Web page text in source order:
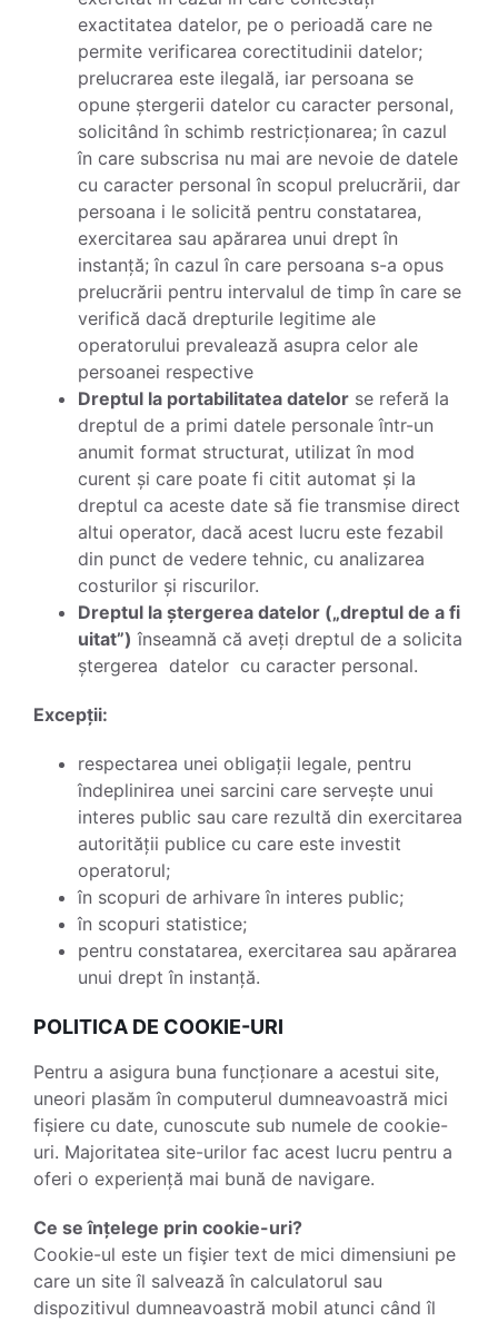
exactitatea datelor, pe o perioadă care ne
permite verificarea corectitudinii datelor;
prelucrarea este ilegală, iar persoana se
opune ștergerii datelor cu caracter personal,
solicitând în schimb restricționarea; în cazul
în care subscrisa nu mai are nevoie de datele
cu caracter personal în scopul prelucrării, dar
persoana i le solicită pentru constatarea,
exercitarea sau apărarea unui drept în
instanță; în cazul în care persoana s-a opus
prelucrării pentru intervalul de timp în care se
verifică dacă drepturile legitime ale
operatorului prevalează asupra celor ale
persoanei respective
Dreptul la portabilitatea datelor se referă la
dreptul de a primi datele personale într-un
anumit format structurat, utilizat în mod
curent și care poate fi citit automat și la
dreptul ca aceste date să fie transmise direct
altui operator, dacă acest lucru este fezabil
din punct de vedere tehnic, cu analizarea
costurilor și riscurilor.
Dreptul la ștergerea datelor („dreptul de a fi
uitat”) înseamnă că aveți dreptul de a solicita
ștergerea datelor cu caracter personal.
Excepții:
respectarea unei obligații legale, pentru
îndeplinirea unei sarcini care servește unui
interes public sau care rezultă din exercitarea
autorității publice cu care este investit
operatorul;
în scopuri de arhivare în interes public;
în scopuri statistice;
pentru constatarea, exercitarea sau apărarea
unui drept în instanță.
POLITICA DE COOKIE-URI
Pentru a asigura buna funcționare a acestui site,
uneori plasăm în computerul dumneavoastră mici
fișiere cu date, cunoscute sub numele de cookie-
uri. Majoritatea site-urilor fac acest lucru pentru a
oferi o experiență mai bună de navigare.
Ce se înțelege prin cookie-uri?
Cookie-ul este un fişier text de mici dimensiuni pe
care un site îl salvează în calculatorul sau
dispozitivul dumneavoastră mobil atunci când îl